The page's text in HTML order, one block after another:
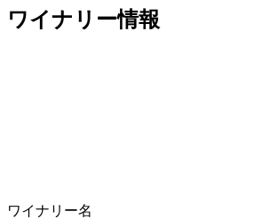
ワイナリー情報
ワイナリー名